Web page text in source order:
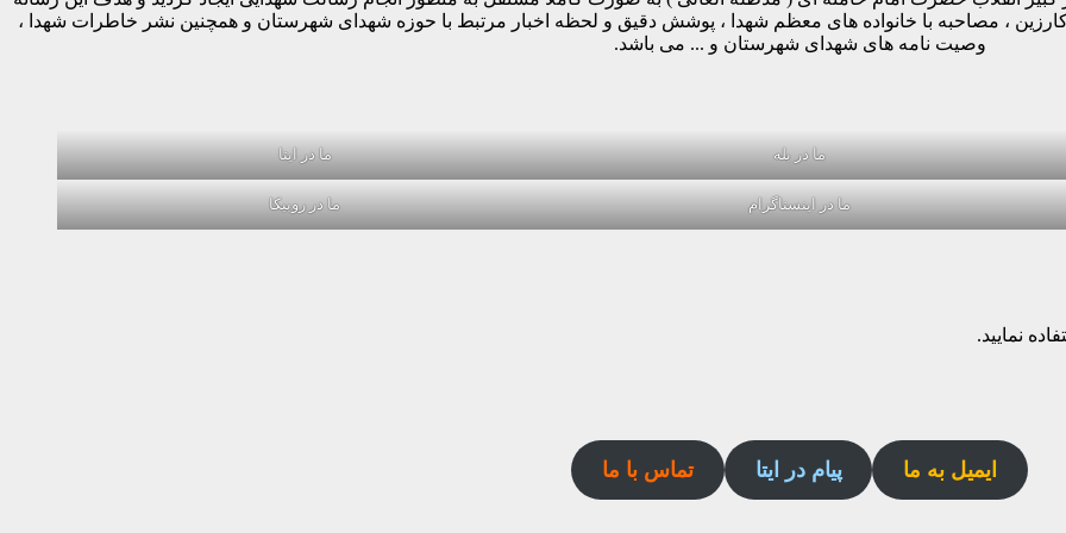
، مصاحبه با خانواده های معظم شهدا ، پوشش دقیق و لحظه اخبار مرتبط با حوزه شهدای شهرستان و همچنین نشر خاطرات شهدا ،
وصیت نامه های شهدای شهرستان و ... می باشد.
ما در بله ما در ایتا
ما در اینستاگرام ما در روبیکا
نمایید.
ایمیل به ما پیام در ایتا تماس با ما